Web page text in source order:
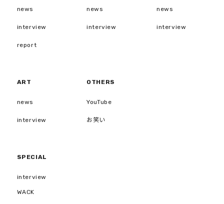
news
interview
report
news
interview
news
interview
ART
news
interview
OTHERS
YouTube
お笑い
SPECIAL
interview
WACK